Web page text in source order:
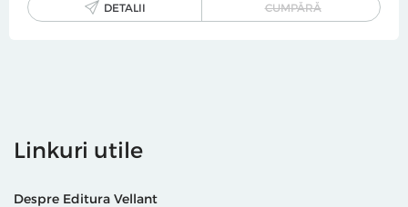
DETALII CUMPĂRĂ
Linkuri utile
Despre Editura Vellant